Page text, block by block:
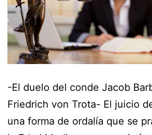
-El duelo del conde Jacob
Friedrich von Trota- El juicio
una forma de ordalía que se